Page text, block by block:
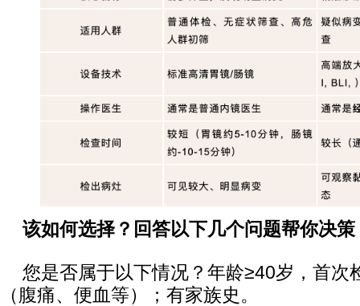
该如何选择？回答以下几个问题帮你决策
您是否属于以下情况？年龄≥40岁，首次
（腹痛、便血等）；有家族史。